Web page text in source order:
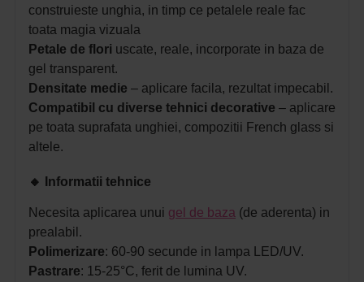
construieste unghia, in timp ce petalele reale fac
toata magia vizuala
Petale de flori uscate, reale, incorporate in baza de
gel transparent.
Densitate medie – aplicare facila, rezultat impecabil.
Compatibil cu diverse tehnici decorative – aplicare
pe toata suprafata unghiei, compozitii French glass si
altele.
🔸 Informatii tehnice
Necesita aplicarea unui gel de baza (de aderenta) in
prealabil.
Polimerizare: 60-90 secunde in lampa LED/UV.
Pastrare: 15-25°C, ferit de lumina UV.